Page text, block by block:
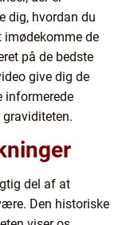
dig, hvordan du
imødekomme de
på de bedste
give dig de
informerede
del af at
Den historiske